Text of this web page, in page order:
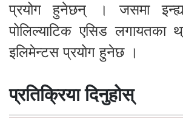
प्रयोग हुनेछन् । जसमा
पोलिल्याटिक एसिड लगायतका
इलिमेन्टस प्रयोग हुनेछ ।
प्रतिक्रिया दिनुहोस्